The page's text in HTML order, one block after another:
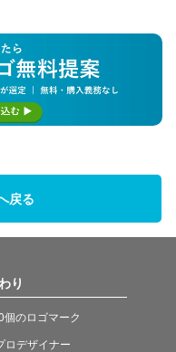
戻る
り
個のロゴマーク
ロデザイナー